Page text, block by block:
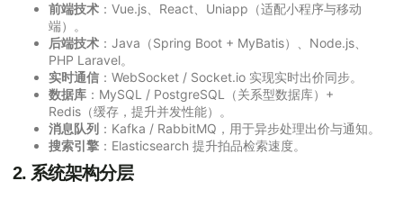
前端技术 ：Vue.js、React、Uniapp（适配小程序与移动
端）。
后端技术 ：Java（Spring Boot + MyBatis）、Node.js、
PHP Laravel。
实时通信 ：WebSocket / Socket.io 实现实时出价同步。
数据库 ：MySQL / PostgreSQL（关系型数据库）+
Redis（缓存，提升并发性能）。
消息队列 ：Kafka / RabbitMQ，用于异步处理出价与通知。
搜索引擎 ：Elasticsearch 提升拍品检索速度。
2. 系统架构分层